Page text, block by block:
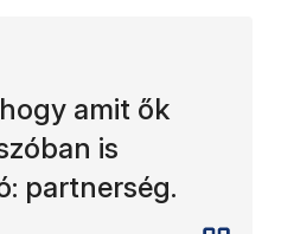
amit ők
is
partnerség.